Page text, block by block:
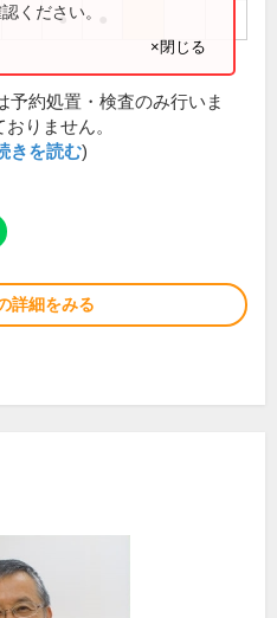
●
ください。
×閉じる
予約処置・検査のみ行いま
りません。
きを読む)
詳細をみる